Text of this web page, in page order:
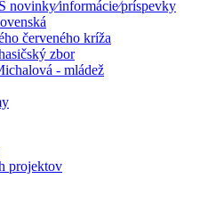
novinky⁄informácie⁄príspevky
červeného kríža
zbor
- mládež
projektov